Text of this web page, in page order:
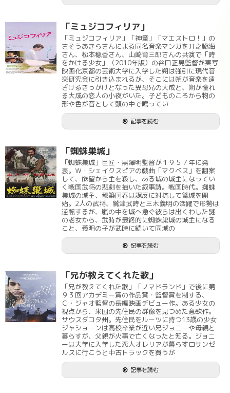
「ミュジコフィリア」
「ミュジコフィリア」「神童」「マエストロ！」の
さそうあきらさんによる同名音楽マンガを井之脇海
さん、松本穂香さん、山崎育三郎さんの共演で「時
をかける少女」（2010年版）の谷口正晃監督が実写
映画化京都の芸術大学に入学した朔は強引に現代音
楽研究会に引き込まれるが、そこには朔が音楽を遠
ざけるきっかけとなった異母兄の大成と、朔が憧れ
る大成の恋人の小夜がいた。子どものころから物の
形や色が音として頭の中で鳴ってい
記事を読む
「蜘蛛巣城」
「蜘蛛巣城」巨匠・黒澤明監督が１９５７年に発
表。Ｗ・シェイクスピアの戯曲「マクベス」を翻案
して、欲望から主を殺し、ある城の城主になってい
く戦国武将の悲劇を描いた叙事詩。戦国時代。蜘蛛
巣城の城主、都築国春は謀反に対抗して篭城を開
始。2人の武将、鷲津武時と三木義明の活躍で形勢は
逆転するが、嵐の中を城へ急ぐ彼らは出くわした謎
の老女から、武時が最終的に蜘蛛巣城の城主になる
こと、義明の子が武時に続いて同城の
記事を読む
「兄が教えてくれた歌」
「兄が教えてくれた歌」「ノマドランド」で後に第
９３回アカデミー賞の作品賞・監督賞を制する、
Ｃ・ジャオ監督の長編映画デビュー作。ある少女の
視点から、米国の先住民の群像を見つめた意欲作。
サウスダコタ州。先住民をルーツに持つ13歳の少女
ジャショーンは高校卒業が近い兄ジョニーや母親と
暮らすが、父親が火事で亡くなったと知る。ジョニ
ーは大学に入学した恋人オレリアが暮らすロサンゼ
ルスに行こうと中古トラックを買うが
記事を読む